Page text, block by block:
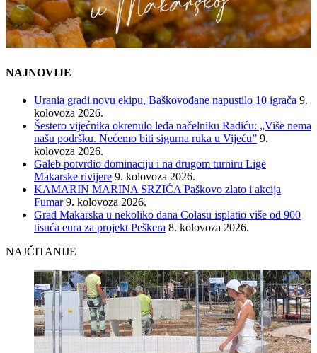
NAJNOVIJE
Urania gradi novu ekipu, Baškovođane napustilo 10 igrača 9.
kolovoza 2026.
Šestero vijećnika okrenulo leđa načelniku Radiću: „Više nema
našu podršku. Nećemo biti sigurna ruka u Vijeću” 9.
kolovoza 2026.
Galeb potvrdio dominaciju i na drugom turniru Lige
Makarske rivijere 9. kolovoza 2026.
KAMARIN MARINA SRZIĆA Paškovo zlato i akcija
Fumar 9. kolovoza 2026.
Grad Makarska u nekoliko dana Colasu isplatio više od 900
tisuća eura za projekt Peškera 8. kolovoza 2026.
NAJČITANIJE